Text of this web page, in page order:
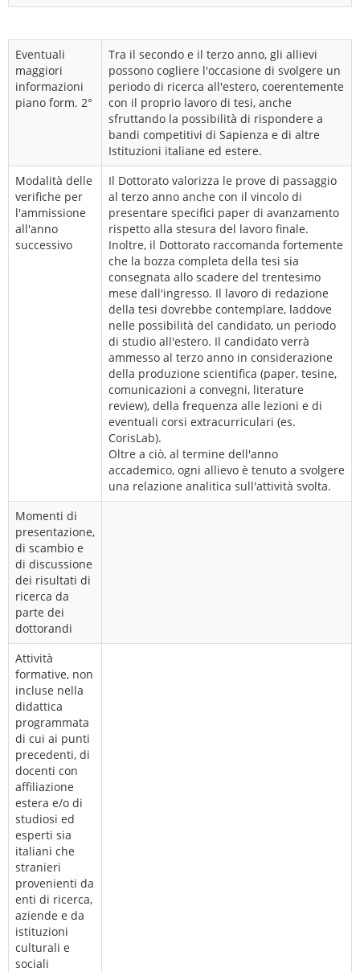
Eventuali
maggiori
informazioni
piano form. 2°
Tra il secondo e il terzo anno, gli allievi
possono cogliere l'occasione di svolgere un
periodo di ricerca all'estero, coerentemente
con il proprio lavoro di tesi, anche
sfruttando la possibilità di rispondere a
bandi competitivi di Sapienza e di altre
Istituzioni italiane ed estere.
Modalità delle
verifiche per
l'ammissione
all'anno
successivo
Il Dottorato valorizza le prove di passaggio
al terzo anno anche con il vincolo di
presentare specifici paper di avanzamento
rispetto alla stesura del lavoro finale.
Inoltre, il Dottorato raccomanda fortemente
che la bozza completa della tesi sia
consegnata allo scadere del trentesimo
mese dall'ingresso. Il lavoro di redazione
della tesi dovrebbe contemplare, laddove
nelle possibilità del candidato, un periodo
di studio all'estero. Il candidato verrà
ammesso al terzo anno in considerazione
della produzione scientifica (paper, tesine,
comunicazioni a convegni, literature
review), della frequenza alle lezioni e di
eventuali corsi extracurriculari (es.
CorisLab).
Oltre a ciò, al termine dell'anno
accademico, ogni allievo è tenuto a svolgere
una relazione analitica sull'attività svolta.
Momenti di
presentazione,
di scambio e
di discussione
dei risultati di
ricerca da
parte dei
dottorandi
Attività
formative, non
incluse nella
didattica
programmata
di cui ai punti
precedenti, di
docenti con
affiliazione
estera e/o di
studiosi ed
esperti sia
italiani che
stranieri
provenienti da
enti di ricerca,
aziende e da
istituzioni
culturali e
sociali